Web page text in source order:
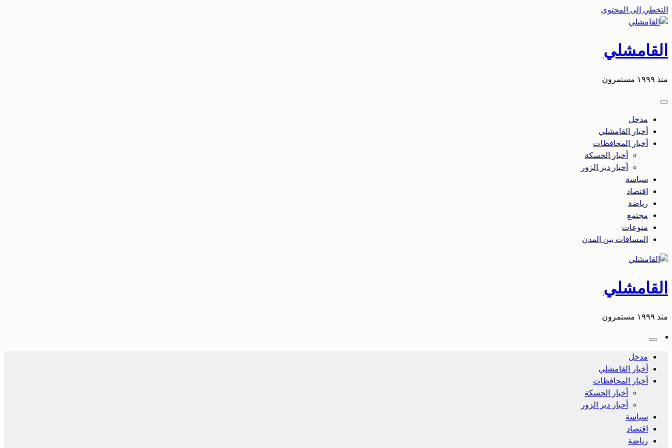
التخطي إلى المحتوى
القامشلي
منذ ١٩٩٩ مستمرون
مدخل
أخبار القامشلي
أخبار المحافظات
أخبار الحسكة
أحبار دير الزور
سياسة
اقتصاد
رياضة
مجتمع
منوعات
المسافات بين المدن
القامشلي
منذ ١٩٩٩ مستمرون
مدخل
أخبار القامشلي
أخبار المحافظات
أخبار الحسكة
أحبار دير الزور
سياسة
اقتصاد
رياضة